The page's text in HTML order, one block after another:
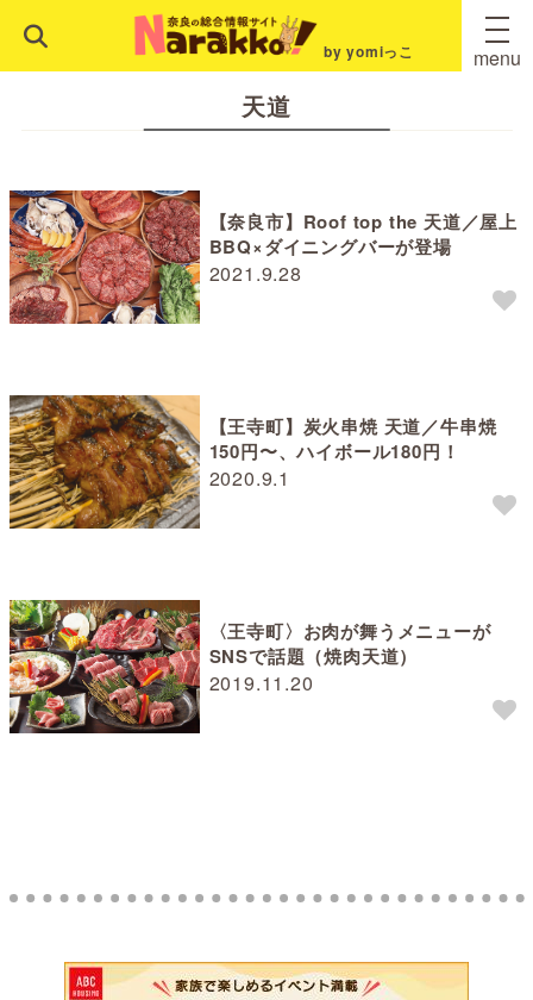
by yomiっこ menu
天道
2021.9.28
【奈良市】Roof top the 天道／屋上
BBQ×ダイニングバーが登場
2020.9.1
【王寺町】炭火串焼 天道／牛串焼
150円〜、ハイボール180円！
2019.11.20
〈王寺町〉お肉が舞うメニューが
SNSで話題（焼肉天道）